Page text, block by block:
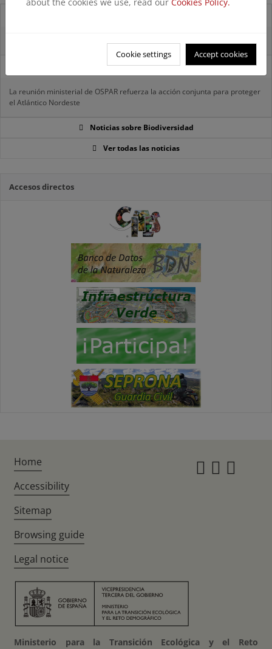
La reunión ministerial de OSPAR refuerza la acción conjunta para proteger
el Atlántico Nordeste
Noticias sobre Biodiversidad
Ver todas las noticias
Accesos directos
Cookie settings Accept cookies
Home
Accessibility
Sitemap
Browsing guide
Legal notice
Ministerio para la Transición Ecológica y el Reto